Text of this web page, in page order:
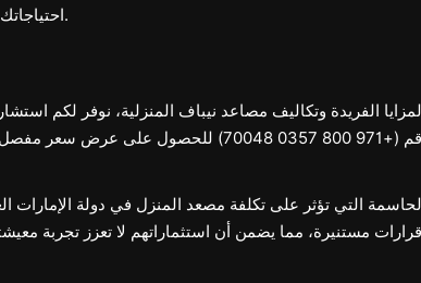
احتياجاتك الخاصة وتحديد التكلفة النهائية.
الفريدة وتكاليف مصاعد نيباف المنزلية، نوفر لكم
التي تؤثر على تكلفة مصعد المنزل في دولة الإمارات
قرارات مستنيرة، مما يضمن أن استثماراتهم لا تعزز تجربة